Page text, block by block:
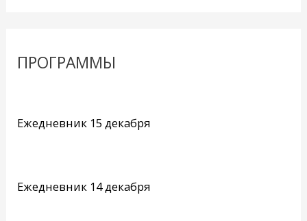
ПРОГРАММЫ
Ежедневник 15 декабря
Ежедневник 14 декабря